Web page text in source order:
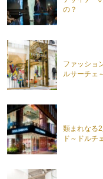
の？
ファッショ
ルサーチェ
類まれなる
ド～ドルチ